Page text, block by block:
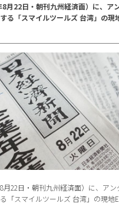
月22日・朝刊九州経済面）に、ア
る「スマイルツールズ 台湾」の現
月22日・朝刊九州経済面）に、ア
「スマイルツールズ 台湾」の現地